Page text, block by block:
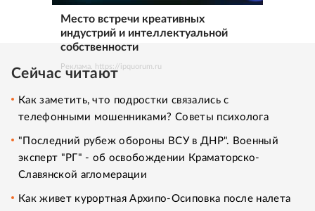
Место встречи креативных
индустрий и интеллектуальной
собственности
Реклама. https://ipquorum.ru
Сейчас читают
Как заметить, что подростки связались с
телефонными мошенниками? Советы психолога
"Последний рубеж обороны ВСУ в ДНР". Военный
эксперт "РГ" - об освобождении Краматорско-
Славянской агломерации
Как живет курортная Архипо-Осиповка после налета